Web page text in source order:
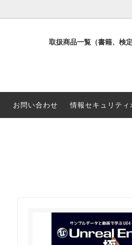
取扱商品一覧（書籍、検
お問い合わせ 情報セキュリティ